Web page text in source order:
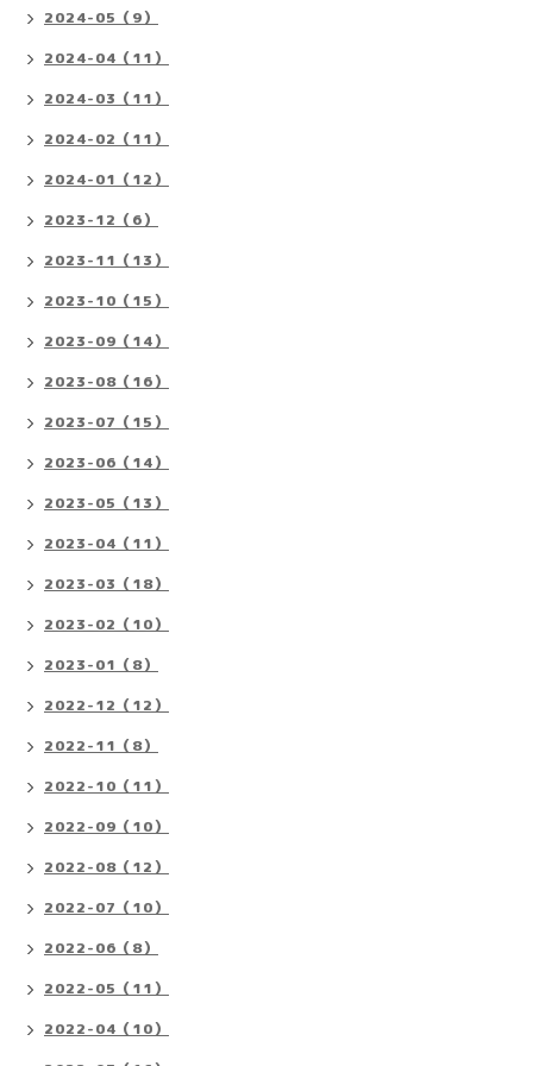
2024-05（9）
2024-04（11）
2024-03（11）
2024-02（11）
2024-01（12）
2023-12（6）
2023-11（13）
2023-10（15）
2023-09（14）
2023-08（16）
2023-07（15）
2023-06（14）
2023-05（13）
2023-04（11）
2023-03（18）
2023-02（10）
2023-01（8）
2022-12（12）
2022-11（8）
2022-10（11）
2022-09（10）
2022-08（12）
2022-07（10）
2022-06（8）
2022-05（11）
2022-04（10）